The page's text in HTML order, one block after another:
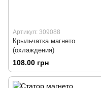
Артикул: 309088
Крыльчатка магнето
(охлаждения)
108.00 грн